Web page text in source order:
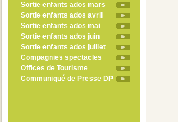
Sortie enfants ados mars
Sortie enfants ados avril
Sortie enfants ados mai
Sortie enfants ados juin
Sortie enfants ados juillet
Compagnies spectacles
Offices de Tourisme
Communiqué de Presse DP